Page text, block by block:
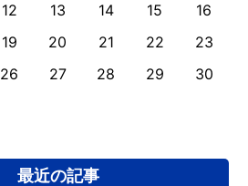
12 13 14 15
16
19 20 21 22
23
26 27 28 29
30
最近の記事